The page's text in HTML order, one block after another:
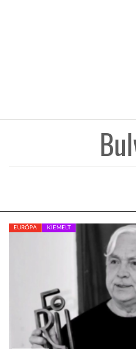
HÍR3D
AFRIKA TUDÁSTÁR
EURÓPA KIEMELT